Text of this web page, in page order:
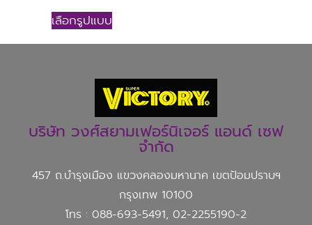
เลือกรูปแบบ
บริษัท วงศ์สยามเฟอร์นิเจอร์ แอนด์ เซฟ
จำกัด
457 ถ.บำรุงเมือง แขวงคลองมหานาค เขตป้อมปราบฯ
กรุงเทพ 10100
โทร : 088-693-5491, 02-2255190-2